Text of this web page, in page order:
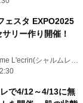
ェスタ EXPO2025
リー作り開催！
L'ecrin(シャルムレク
で4/12～4/13に無